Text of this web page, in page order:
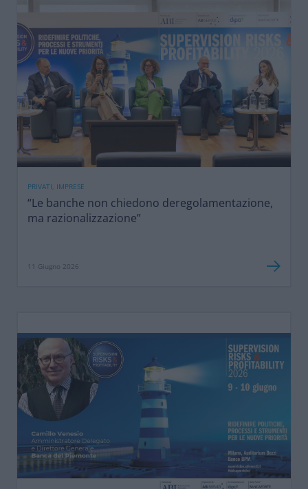
PRIVATI, IMPRESE
“Le banche non chiedono deregolamentazione,
ma razionalizzazione”
11 Giugno 2026